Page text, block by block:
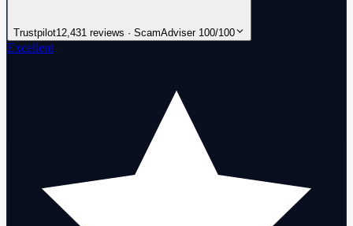
Trustpilot12,431 reviews · ScamAdviser 100/100
Excellent